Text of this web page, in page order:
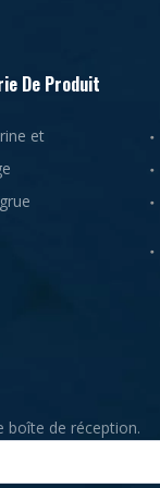
De Produit
et
boîte de réception.